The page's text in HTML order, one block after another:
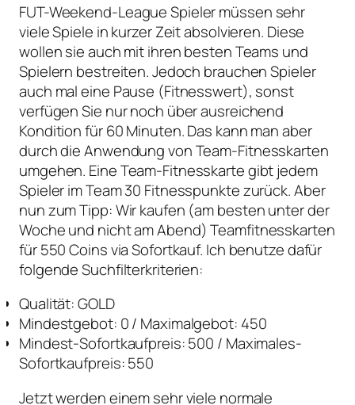
FUT-Weekend-League Spieler müssen sehr
viele Spiele in kurzer Zeit absolvieren. Diese
wollen sie auch mit ihren besten Teams und
Spielern bestreiten. Jedoch brauchen Spieler
auch mal eine Pause (Fitnesswert), sonst
verfügen Sie nur noch über ausreichend
Kondition für 60 Minuten. Das kann man aber
durch die Anwendung von Team-Fitnesskarten
umgehen. Eine Team-Fitnesskarte gibt jedem
Spieler im Team 30 Fitnesspunkte zurück. Aber
nun zum Tipp: Wir kaufen (am besten unter der
Woche und nicht am Abend) Teamfitnesskarten
für 550 Coins via Sofortkauf. Ich benutze dafür
folgende Suchfilterkriterien:
Qualität: GOLD
Mindestgebot: 0 / Maximalgebot: 450
Mindest-Sofortkaufpreis: 500 / Maximales-
Sofortkaufpreis: 550
Jetzt werden einem sehr viele normale